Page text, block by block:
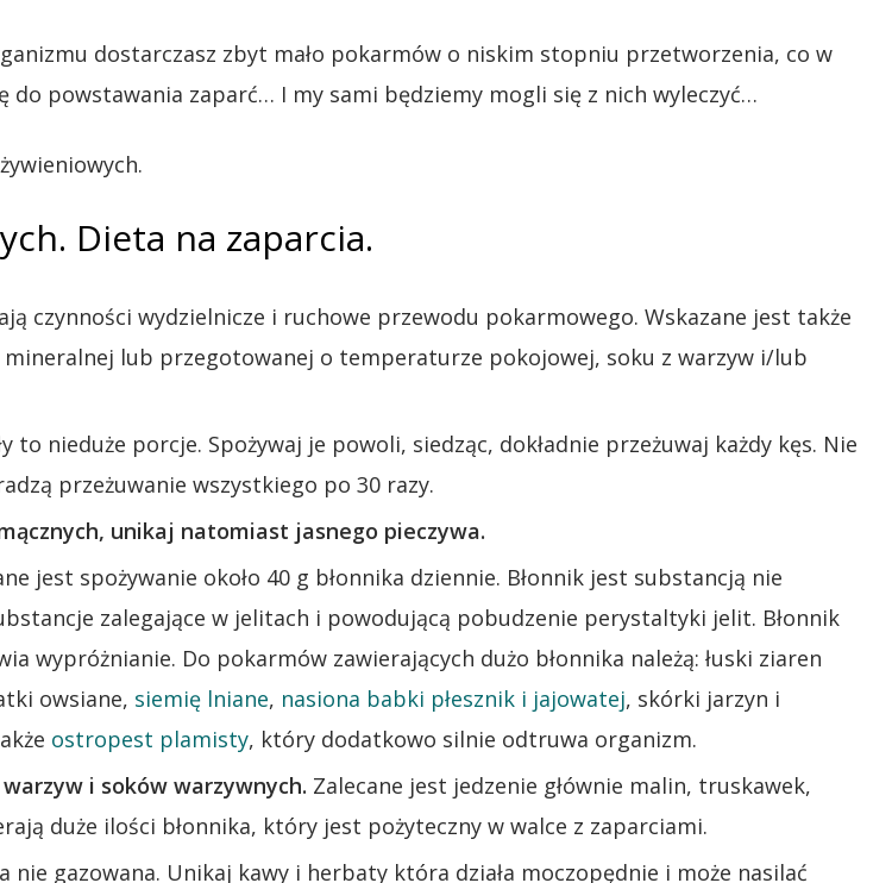
dostarczasz zbyt mało pokarmów o niskim stopniu przetworzenia, co w
do powstawania zaparć… I my sami będziemy mogli się z nich wyleczyć…
Dieta na zaparcia.
czynności wydzielnicze i ruchowe przewodu pokarmowego. Wskazane jest także
mineralnej lub przegotowanej o temperaturze pokojowej, soku z warzyw i/lub
to nieduże porcje. Spożywaj je powoli, siedząc, dokładnie przeżuwaj każdy kęs. Nie
przeżuwanie wszystkiego po 30 razy.
unikaj natomiast jasnego pieczywa.
jest spożywanie około 40 g błonnika dziennie. Błonnik jest substancją nie
zalegające w jelitach i powodującą pobudzenie perystaltyki jelit. Błonnik
wypróżnianie. Do pokarmów zawierających dużo błonnika należą: łuski ziaren
owsiane, siemię lniane, nasiona babki płesznik i jajowatej, skórki jarzyn i
ostropest plamisty, który dodatkowo silnie odtruwa organizm.
i soków warzywnych. Zalecane jest jedzenie głównie malin, truskawek,
duże ilości błonnika, który jest pożyteczny w walce z zaparciami.
nie gazowana. Unikaj kawy i herbaty która działa moczopędnie i może nasilać